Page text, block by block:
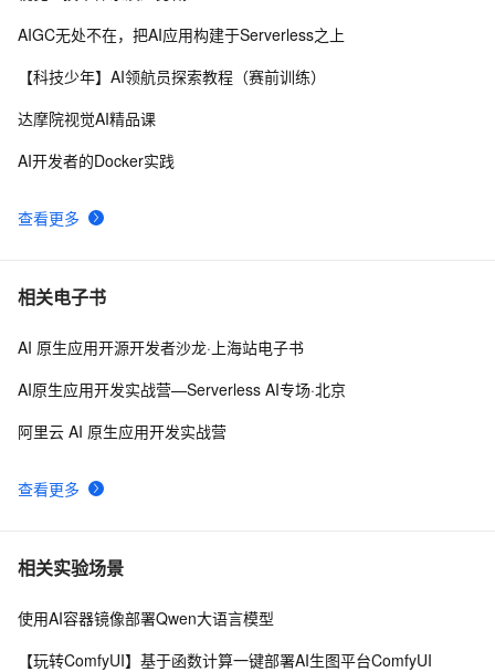
AI工作流！
10ModelScope联手OpenDataLab：直接调用7000+开源
查看更多
AIGC无处不在，把AI应用构建于Serverless之上
【科技少年】AI领航员探索教程（赛前训练）
达摩院视觉AI精品课
AI开发者的Docker实践
相关电子书
查看更多
AI 原生应用开源开发者沙龙·上海站电子书
AI原生应用开发实战营—Serverless AI专场·北京
阿里云 AI 原生应用开发实战营
相关实验场景
使用AI容器镜像部署Qwen大语言模型
【玩转ComfyUI】基于函数计算一键部署AI生图平台ComfyUI